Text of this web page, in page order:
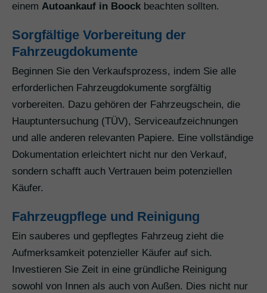
einem Autoankauf in Boock beachten sollten.
Sorgfältige Vorbereitung der
Fahrzeugdokumente
Beginnen Sie den Verkaufsprozess, indem Sie alle
erforderlichen Fahrzeugdokumente sorgfältig
vorbereiten. Dazu gehören der Fahrzeugschein, die
Hauptuntersuchung (TÜV), Serviceaufzeichnungen
und alle anderen relevanten Papiere. Eine vollständige
Dokumentation erleichtert nicht nur den Verkauf,
sondern schafft auch Vertrauen beim potenziellen
Käufer.
Fahrzeugpflege und Reinigung
Ein sauberes und gepflegtes Fahrzeug zieht die
Aufmerksamkeit potenzieller Käufer auf sich.
Investieren Sie Zeit in eine gründliche Reinigung
sowohl von Innen als auch von Außen. Dies nicht nur